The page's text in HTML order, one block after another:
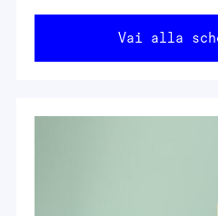
Vai alla